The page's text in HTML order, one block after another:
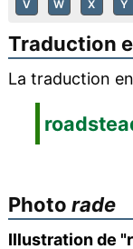
V W X Y
Traduction
La traduction
Photo rade
Illustration de